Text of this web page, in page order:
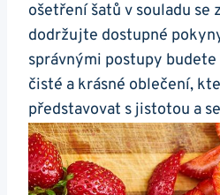
ošetření šatů v souladu se
dodržujte dostupné
správnými postupy
čisté a krásné oblečení,
představovat s jistotou a